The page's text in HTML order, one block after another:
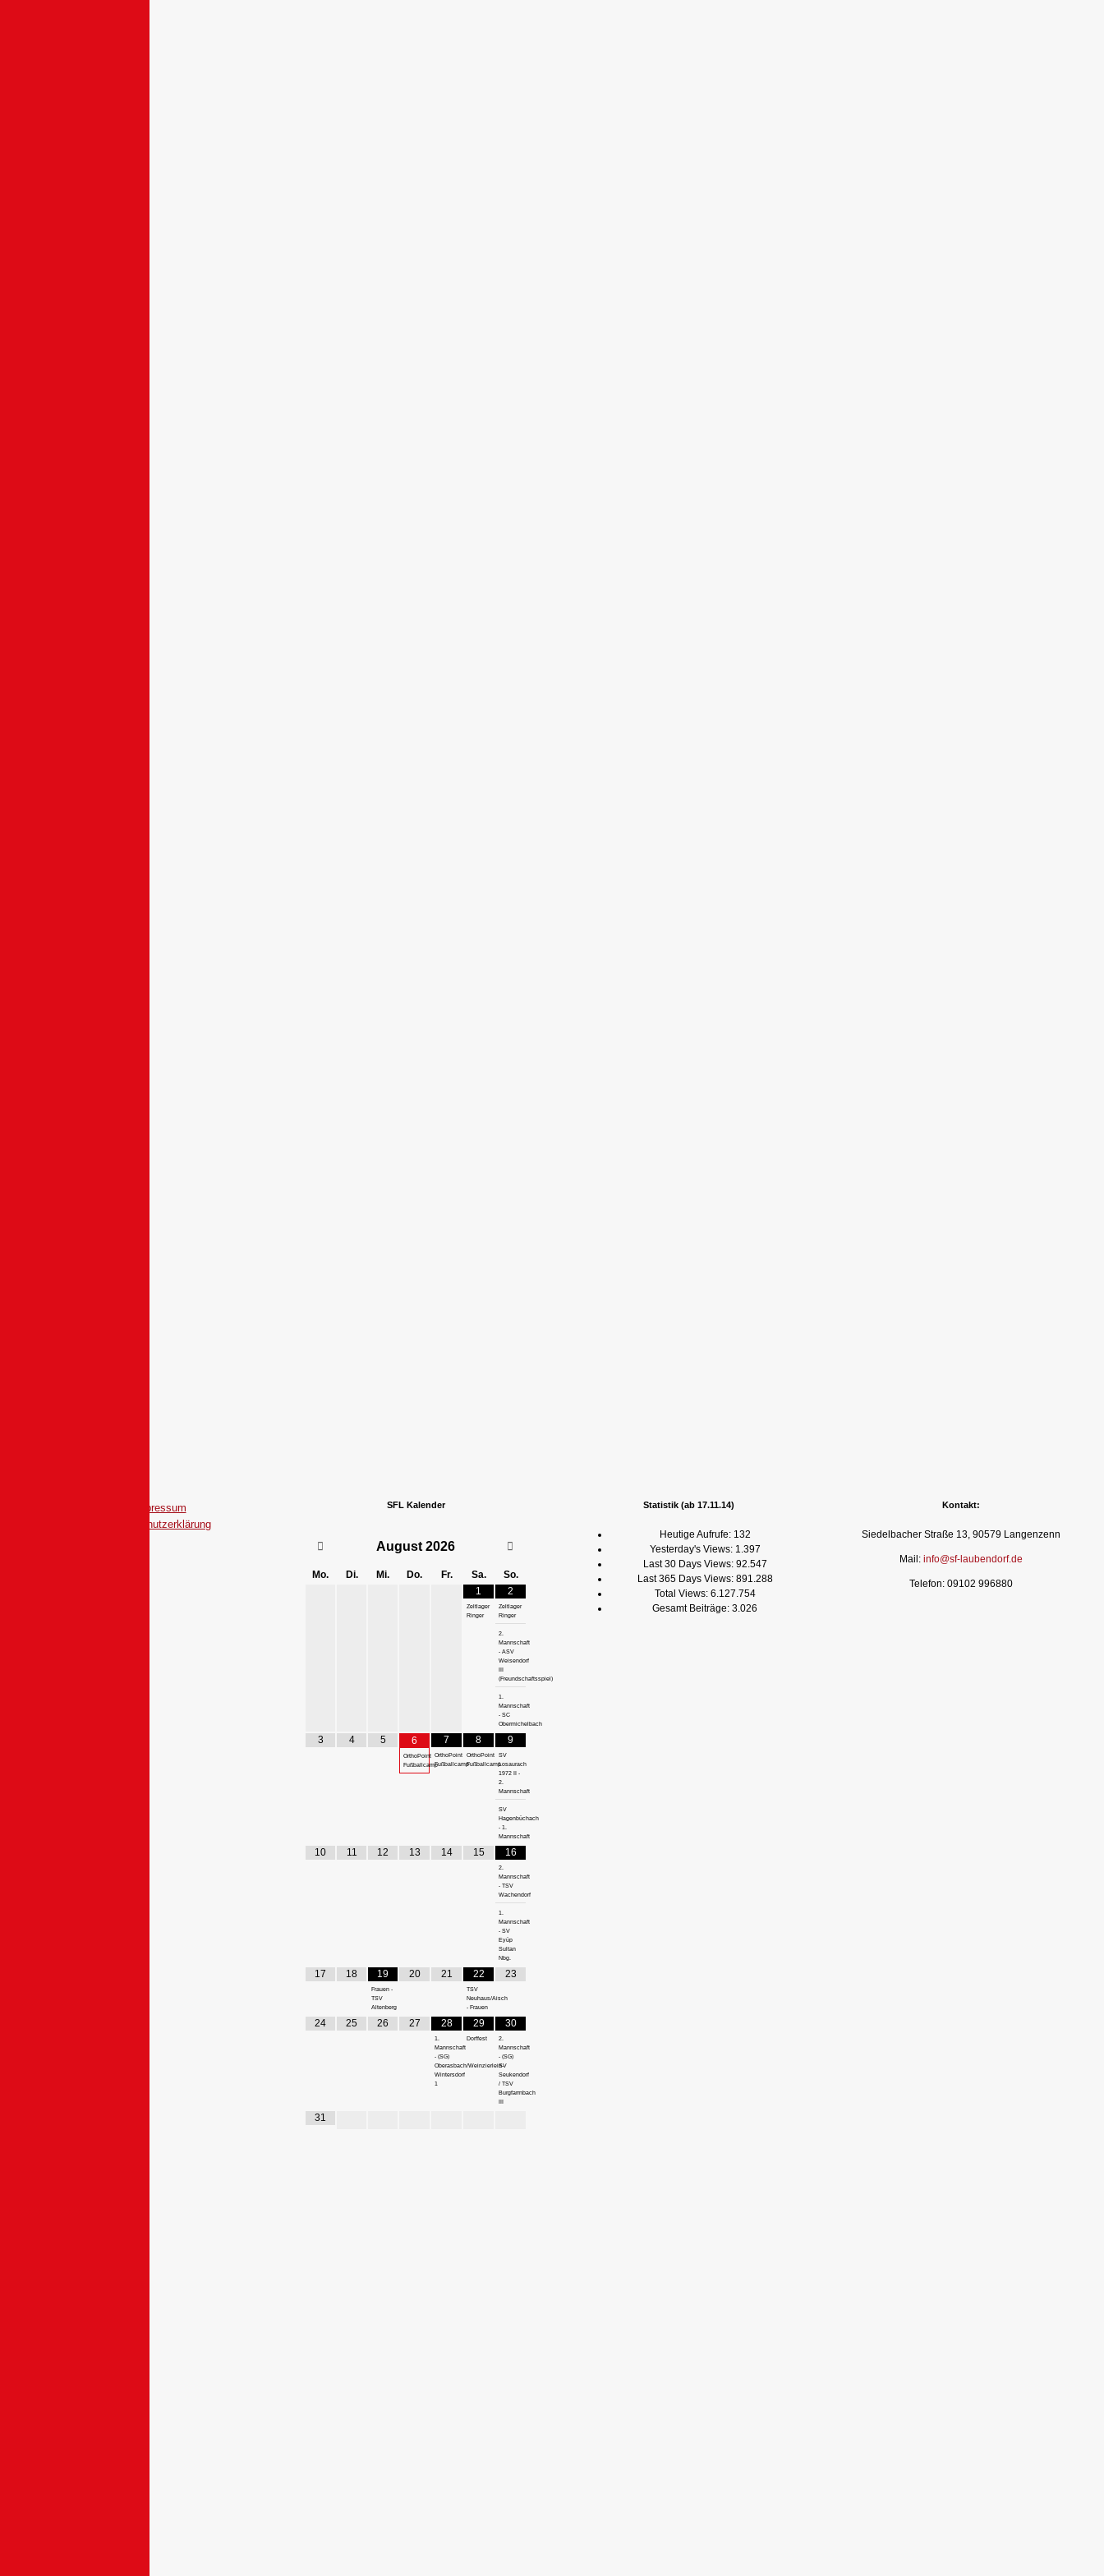
Impressum
Datenschutzerklärung
SFL Kalender
August 2026
Mo. Di. Mi. Do. Fr. Sa.
So.
1
Zeltlager
Ringer
2
Zeltlager
Ringer
2.
Mannschaft
- ASV
Weisendorf
(Freundschaftsspiel)
1.
Mannschaft
- SC
Obermichelbach
3 4 5 6
OrthoPoint
Fußballcamp
7
OrthoPoint
Fußballcamp
8
OrthoPoint
Fußballcamp
9
SV
Losaurach
1972 II -
2.
Mannschaft
SV
Hagenbüchach
- 1.
Mannschaft
10 11 12 13 14 15 16
2.
Mannschaft
- TSV
Wachendorf
1.
Mannschaft
- SV
Eyüp
Sultan
Nbg.
17 18 19
Frauen -
TSV
Altenberg
20 21 22
TSV
Neuhaus/Aisch
- Frauen
23
24 25 26 27 28
1.
Mannschaft
- (SG)
Oberasbach/Weinzierlein-
Wintersdorf
1
29
Dorffest
30
2.
Mannschaft
- (SG)
SV
Seukendorf
/ TSV
Burgfarrnbach
31
Statistik (ab 17.11.14)
Heutige Aufrufe: 132
Yesterday's Views: 1.397
Last 30 Days Views: 92.547
Last 365 Days Views: 891.288
Total Views: 6.127.754
Gesamt Beiträge: 3.026
Kontakt:
Siedelbacher Straße 13, 90579 Langenzenn
Mail: info@sf-laubendorf.de
Telefon: 09102 996880